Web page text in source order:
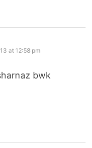
at 12:58 pm
bwk